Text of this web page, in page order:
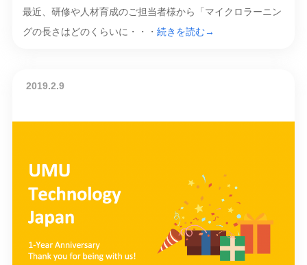
最近、研修や人材育成のご担当者様から「マイクロラーニン
グの長さはどのくらいに・・・ 続きを読む→
2019.2.9